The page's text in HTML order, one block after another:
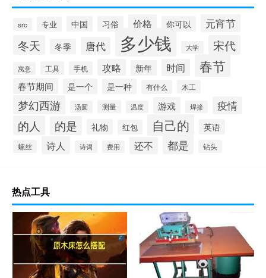
src 专业 中国 习俗 价格 你可以 元宵节
冬天 冬季 唐代 多少钱 大学 宋代
寓意 工具 手机 攻略 新年 时间 春节
春节期间 是一个 是一种 有什么 木工
梦幻西游 汤圆 测量 温度 游戏 焊接 疫情
的人 的是 礼物 红包 自己的 英语
螺丝 诗人 诗词 费用 还不 都是 钻头
热点工具